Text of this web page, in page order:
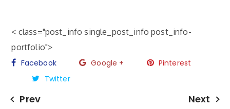
< class="post_info single_post_info post_info-
portfolio">
Facebook
Google +
Pinterest
Twitter
Prev Next